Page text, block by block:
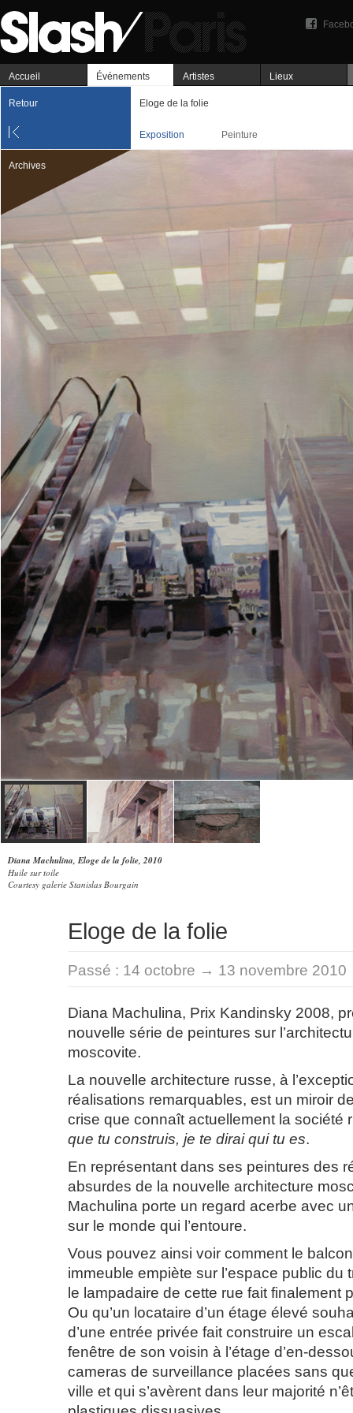
Accueil Événements Artistes Lieux
Retour Eloge de la folie
Exposition Peinture
Archives
Diana Machulina, Eloge de la folie, 2010
Huile sur toile
Courtesy galerie Stanislas Bourgain
Eloge de la folie
Passé : 14 octobre → 13 novembre 2010
Diana Machulina, Prix Kandinsky 2008,
nouvelle série de peintures sur
moscovite.
La nouvelle architecture russe, à
réalisations remarquables, est un miroir
crise que connaît actuellement la société
que tu construis, je te dirai qui tu es.
En représentant dans ses peintures des
absurdes de la nouvelle architecture
Machulina porte un regard acerbe avec
sur le monde qui l’entoure.
Vous pouvez ainsi voir comment le
immeuble empiète sur l’espace public du
le lampadaire de cette rue fait finalement
Ou qu’un locataire d’un étage élevé
d’une entrée privée fait construire un
fenêtre de son voisin à l’étage d’en-
cameras de surveillance placées sans
ville et qui s’avèrent dans leur majorité